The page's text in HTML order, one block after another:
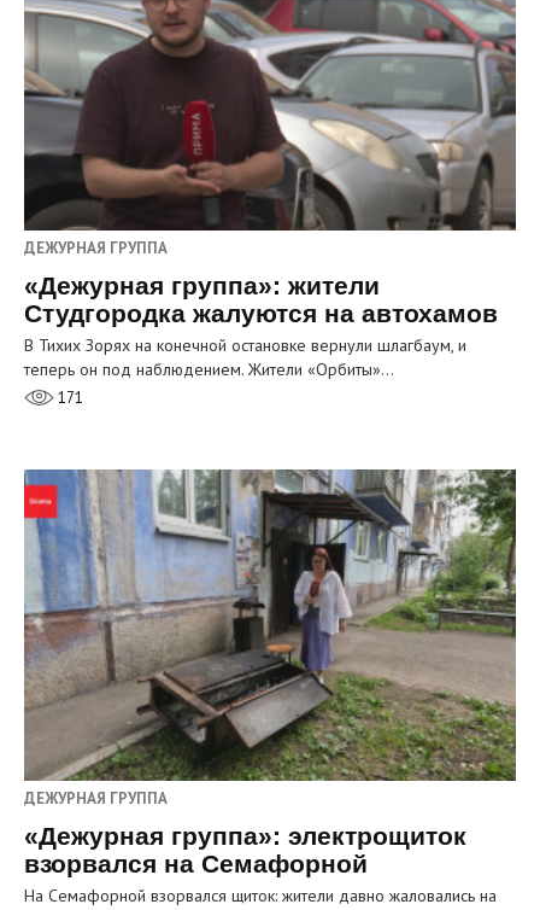
ДЕЖУРНАЯ ГРУППА
«Дежурная группа»: жители
Студгородка жалуются на автохамов
В Тихих Зорях на конечной остановке вернули шлагбаум, и
теперь он под наблюдением. Жители «Орбиты»…
171
ДЕЖУРНАЯ ГРУППА
«Дежурная группа»: электрощиток
взорвался на Семафорной
На Семафорной взорвался щиток: жители давно жаловались на